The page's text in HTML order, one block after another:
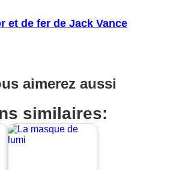
et de fer de Jack Vance
aimerez aussi
similaires: